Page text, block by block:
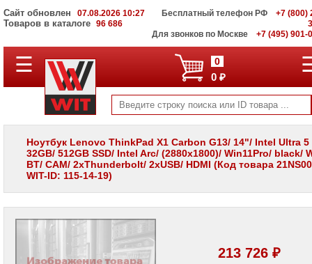
Сайт обновлен 07.08.2026 10:27
Товаров в каталоге 96 686
Бесплатный телефон РФ
+7 (800)
Для звонков по Москве
+7 (495) 901-
ПОЛНЫЙ
КАТАЛОГ
Корпоративные
серверы
WIT
Системы
хранения
данных
Мониторы
LCD
☰ 0
0 ₽
Ноутбук Lenovo ThinkPad X1 Carbon G13/ 14"/ Intel Ultra 5
32GB/ 512GB SSD/ Intel Arc/ (2880x1800)/ Win11Pro/ black/
BT/ CAM/ 2xThunderbolt/ 2xUSB/ HDMI (Код товара
WIT-ID: 115-14-19)
213 726 ₽